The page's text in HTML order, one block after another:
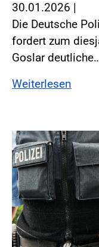
30.01.2026 |
Die Deutsche
fordert zum
Goslar
Weiterlesen